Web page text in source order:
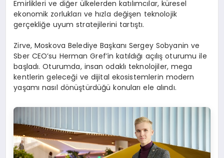
Emirlikleri ve diğer ülkelerden katılımcılar, küresel
ekonomik zorlukları ve hızla değişen teknolojik
gerçekliğe uyum stratejilerini tartıştı.
Zirve, Moskova Belediye Başkanı Sergey Sobyanin ve
Sber CEO’su Herman Gref’in katıldığı açılış oturumu ile
başladı. Oturumda, insan odaklı teknolojiler, mega
kentlerin geleceği ve dijital ekosistemlerin modern
yaşamı nasıl dönüştürdüğü konuları ele alındı.